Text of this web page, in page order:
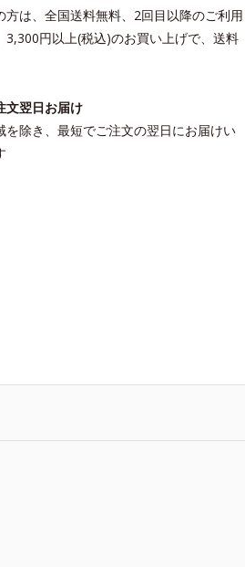
方は、全国送料無料、2回目以降のご利用
3,300円以上(税込)のお買い上げで、送料
文翌日お届け
を除き、最短でご注文の翌日にお届けい